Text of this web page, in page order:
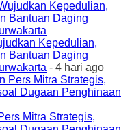
Kepedulian,
Bantuan Daging
- 4 hari ago
Mitra Strategis,